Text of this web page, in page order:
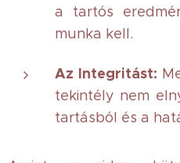
a tartós
munka kell.
Az Integritást:
tekintély nem
tartásból és a